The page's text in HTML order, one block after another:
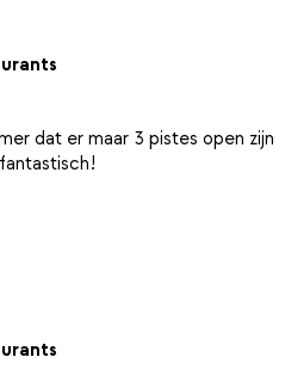
dat er maar 3 pistes open zijn